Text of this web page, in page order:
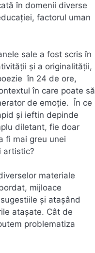
în domenii diverse
factorul uman
sale a fost scris în
și a originalității,
în 24 de ore,
în care poate să
de emoție. În ce
și ieftin depinde
diletant, fie doar
fi mai greu unei
artistic?
materiale
mijloace
și atașând
atașate. Cât de
problematiza